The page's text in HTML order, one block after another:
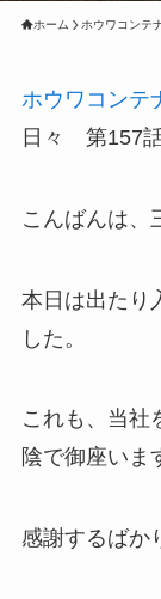
ホーム ホウワコンテ
ホウワコンテ
日々 第157話
こんばんは、
本日は出たり
した。
これも、当社
陰で御座いま
感謝するばか